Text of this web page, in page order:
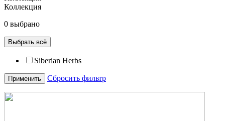
Коллекция
0 выбрано
Выбрать всё
Siberian Herbs
Применить Сбросить фильтр